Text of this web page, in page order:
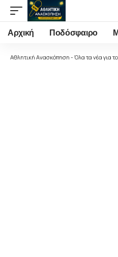
Αρχική Ποδόσφαιρο
Αθλητική Ανασκόπηση - Όλα τα νέα για